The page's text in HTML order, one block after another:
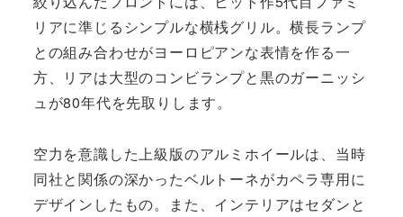
リアに準じるシンプルな横桟グリル。横長ランプ
との組み合わせがヨーロピアンな表情を作る一
方、リアは大型のコンビランプと黒のガーニッシ
ュが80年代を先取りします。
空力を意識した上級版のアルミホイールは、当時
同社と関係の深かったベルトーネがカペラ専用に
デザインしたもの。また、インテリアはセダンと